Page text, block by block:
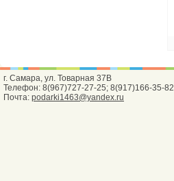
г. Самара, ул. Товарная 37В
Телефон: 8(967)727-27-25; 8(917)166-35-82
Почта: podarki1463@yandex.ru